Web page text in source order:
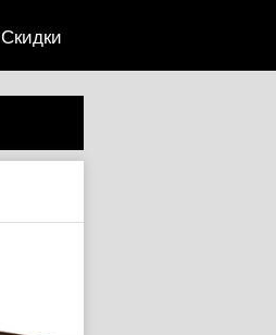
Скидки